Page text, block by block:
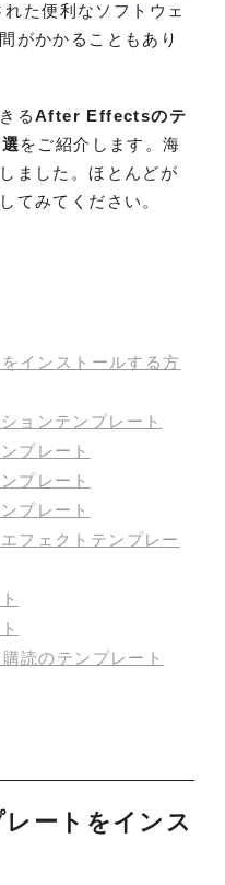
た便利なソフトウェ
がかかることもあり
るAfter Effectsのテ
をご紹介します。海
ました。ほとんどが
てみてください。
インストールする方
ョンテンプレート
プレート
プレート
プレート
フェクトテンプレー
読のテンプレート
ートをインス